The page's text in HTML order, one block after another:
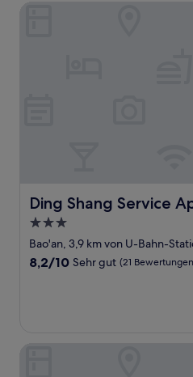
Ding Shang Service
Ding Shang Service
3.0-
Sterne-
Unterkunft
Bao'an, 3,9 km von U-Bahn-
8.2
Bewertungen)
8,2/10 Sehr gut (21